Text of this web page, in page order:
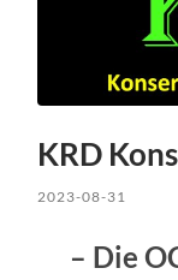
KRD
2023-08-31
– Die